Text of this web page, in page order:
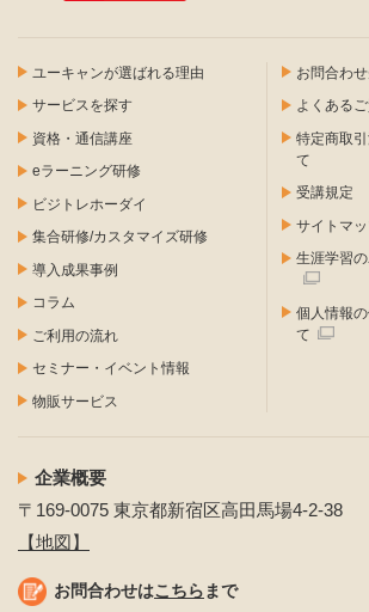
ユーキャンが選ばれる理由
サービスを探す
資格・通信講座
eラーニング研修
ビジトレホーダイ
集合研修/カスタマイズ研修
導入成果事例
コラム
ご利用の流れ
セミナー・イベント情報
物販サービス
お問合わ
よくある
特定商取
て
受講規定
サイトマ
生涯学習
個人情報
て
企業概要
〒169-0075 東京都新宿区高田馬場4-2-38
【地図】
お問合わせはこちら まで